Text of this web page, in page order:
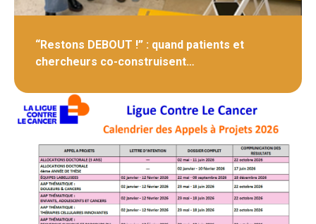
“Restons DEBOUT !” : quand patients et
chercheurs co-construisent…